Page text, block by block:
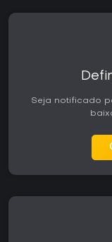
Seja notificado